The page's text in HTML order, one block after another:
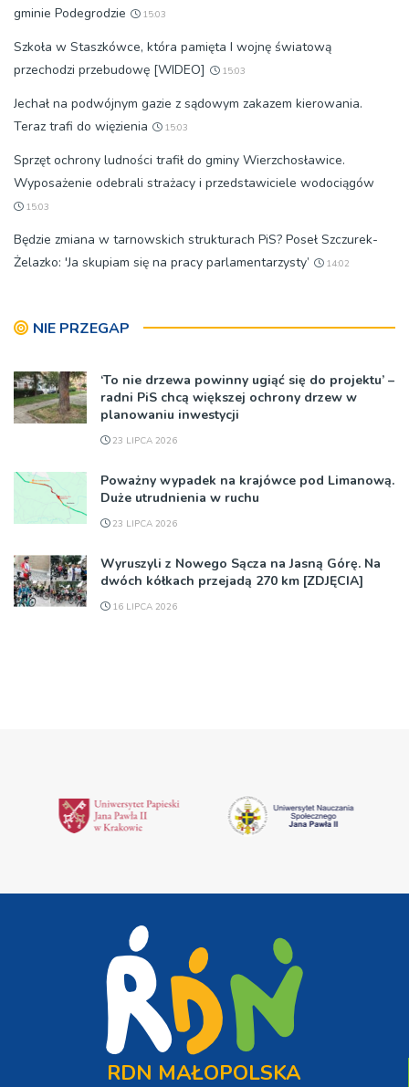
gminie Podegrodzie
15:03
Szkoła w Staszkówce, która pamięta I wojnę światową
przechodzi przebudowę [WIDEO]
15:03
Jechał na podwójnym gazie z sądowym zakazem kierowania.
Teraz trafi do więzienia
15:03
Sprzęt ochrony ludności trafił do gminy Wierzchosławice.
Wyposażenie odebrali strażacy i przedstawiciele wodociągów
15:03
Będzie zmiana w tarnowskich strukturach PiS? Poseł Szczurek-
Żelazko: 'Ja skupiam się na pracy parlamentarzysty’
14:02
NIE PRZEGAP
‘To nie drzewa powinny ugiąć się do projektu’ –
radni PiS chcą większej ochrony drzew w
planowaniu inwestycji
23 LIPCA 2026
Poważny wypadek na krajówce pod Limanową.
Duże utrudnienia w ruchu
23 LIPCA 2026
Wyruszyli z Nowego Sącza na Jasną Górę. Na
dwóch kółkach przejadą 270 km [ZDJĘCIA]
16 LIPCA 2026
RDN MAŁOPOLSKA